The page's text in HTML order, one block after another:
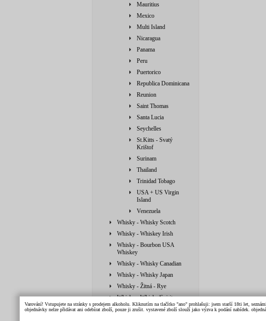
Mauritius
Mexico
Multi Island
Nicaragua
Panama
Peru
Puertorico
Republica Dominicana
Reunion
Saint Thomas
Santa Lucia
Seychelles
St.Kitts - Svatý
Krištof
Surinam
Thailand
Trinidad Tobago
USA + US Virgin
Island
Venezuela
Whisky - Whisky Scotch
Whisky - Whiskey Irish
Whisky - Bourbon USA
Whiskey
Whisky - Whisky Canadian
Whisky - Whisky Japan
Whisky - Žitná - Rye
Whisky - Whisky/Spirit
Vodky
Varování! Vstupujete na stránky s prodejem alkoholu. Kliknutím na tlačítko "ano" prohlašuji: jsem starší 18ti let,
objednávky nelze přidávat ani odebírat zboží, pouze ji zrušit. vystavené zboží slouží jako výzva k podání nabídek.